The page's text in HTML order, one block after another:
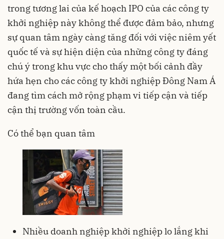
trong tương lai của kế hoạch IPO của các công ty
khởi nghiệp này không thể được đảm bảo, nhưng
sự quan tâm ngày càng tăng đối với việc niêm yết
quốc tế và sự hiện diện của những công ty đáng
chú ý trong khu vực cho thấy một bối cảnh đầy
hứa hẹn cho các công ty khởi nghiệp Đông Nam Á
đang tìm cách mở rộng phạm vi tiếp cận và tiếp
cận thị trường vốn toàn cầu.
Có thể bạn quan tâm
Nhiều doanh nghiệp khởi nghiệp lo lắng khi